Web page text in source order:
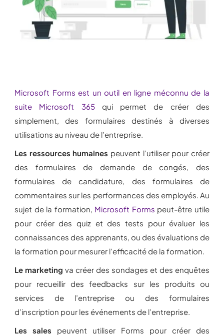
Microsoft Forms est un outil en ligne méconnu de la
suite Microsoft 365qui permet de créer des
simplement, des formulaires destinés à diverses
utilisations au niveau de l’entreprise.
Les ressources humaines peuvent l’utiliser pour créer
des formulaires de demande de congés, des
formulaires de candidature, des formulaires de
commentaires sur les performances des employés. Au
sujet de la formation, Microsoft Forms peut-être utile
pour créer des quiz et des tests pour évaluer les
connaissances des apprenants, ou des évaluations de
la formation pour mesurer l’efficacité de la formation.
Le marketing va créer des sondages et des enquêtes
pour recueillir des feedbacks sur les produits ou
services de l’entreprise ou des formulaires
d’inscription pour les événements de l’entreprise.
Les sales peuvent utiliser Forms pour créer des